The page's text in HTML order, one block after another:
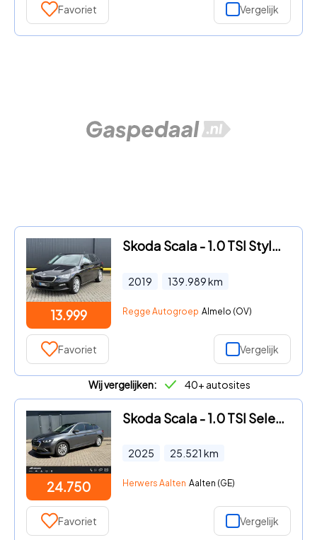
Favoriet Vergelijk
13.999
Skoda Scala - 1.0 TSI Style AUTOMAAT | CARPLAY | PDC | CLIMA
2019 139.989km
Regge Autogroep Almelo (OV)
Favoriet Vergelijk
Wij vergelijken: 40+ autosites
24.750
Skoda Scala - 1.0 TSI Selection / Automaat / Trekhaak / Fabrieksgarantie t
2025 25.521 km
Herwers Aalten Aalten (GE)
Favoriet Vergelijk